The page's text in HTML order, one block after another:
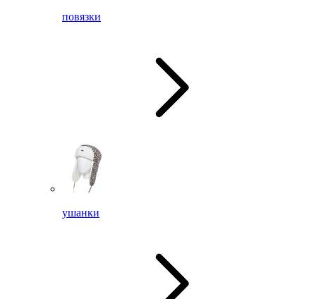
повязки
ушанки